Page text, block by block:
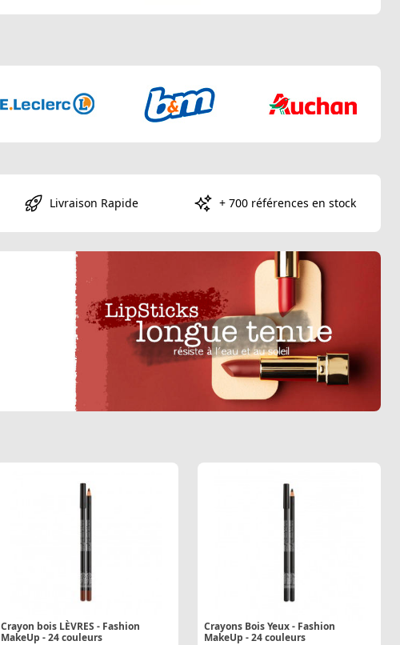
Livraison Rapide + 700 références en stock
Crayon bois LÈVRES - Fashion
MakeUp - 24 couleurs
Crayons Bois Yeux - Fashion
MakeUp - 24 couleurs